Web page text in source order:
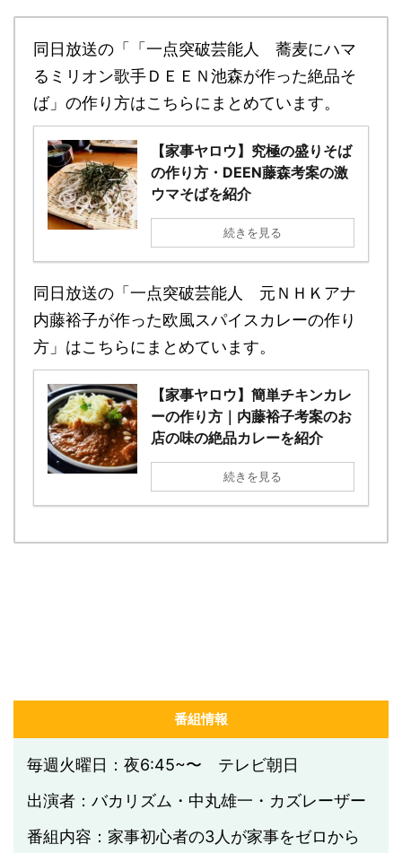
同日放送の「「一点突破芸能人 蕎麦にハマ
るミリオン歌手ＤＥＥＮ池森が作った絶品そ
ば」の作り方はこちらにまとめています。
【家事ヤロウ】究極の盛りそば
の作り方・DEEN藤森考案の激
ウマそばを紹介
続きを見る
同日放送の「一点突破芸能人 元ＮＨＫアナ
内藤裕子が作った欧風スパイスカレーの作り
方」はこちらにまとめています。
【家事ヤロウ】簡単チキンカレ
ーの作り方｜内藤裕子考案のお
店の味の絶品カレーを紹介
続きを見る
番組情報
毎週火曜日：夜6:45~〜 テレビ朝日
出演者：バカリズム・中丸雄一・カズレーザー
番組内容：家事初心者の3人が家事をゼロから